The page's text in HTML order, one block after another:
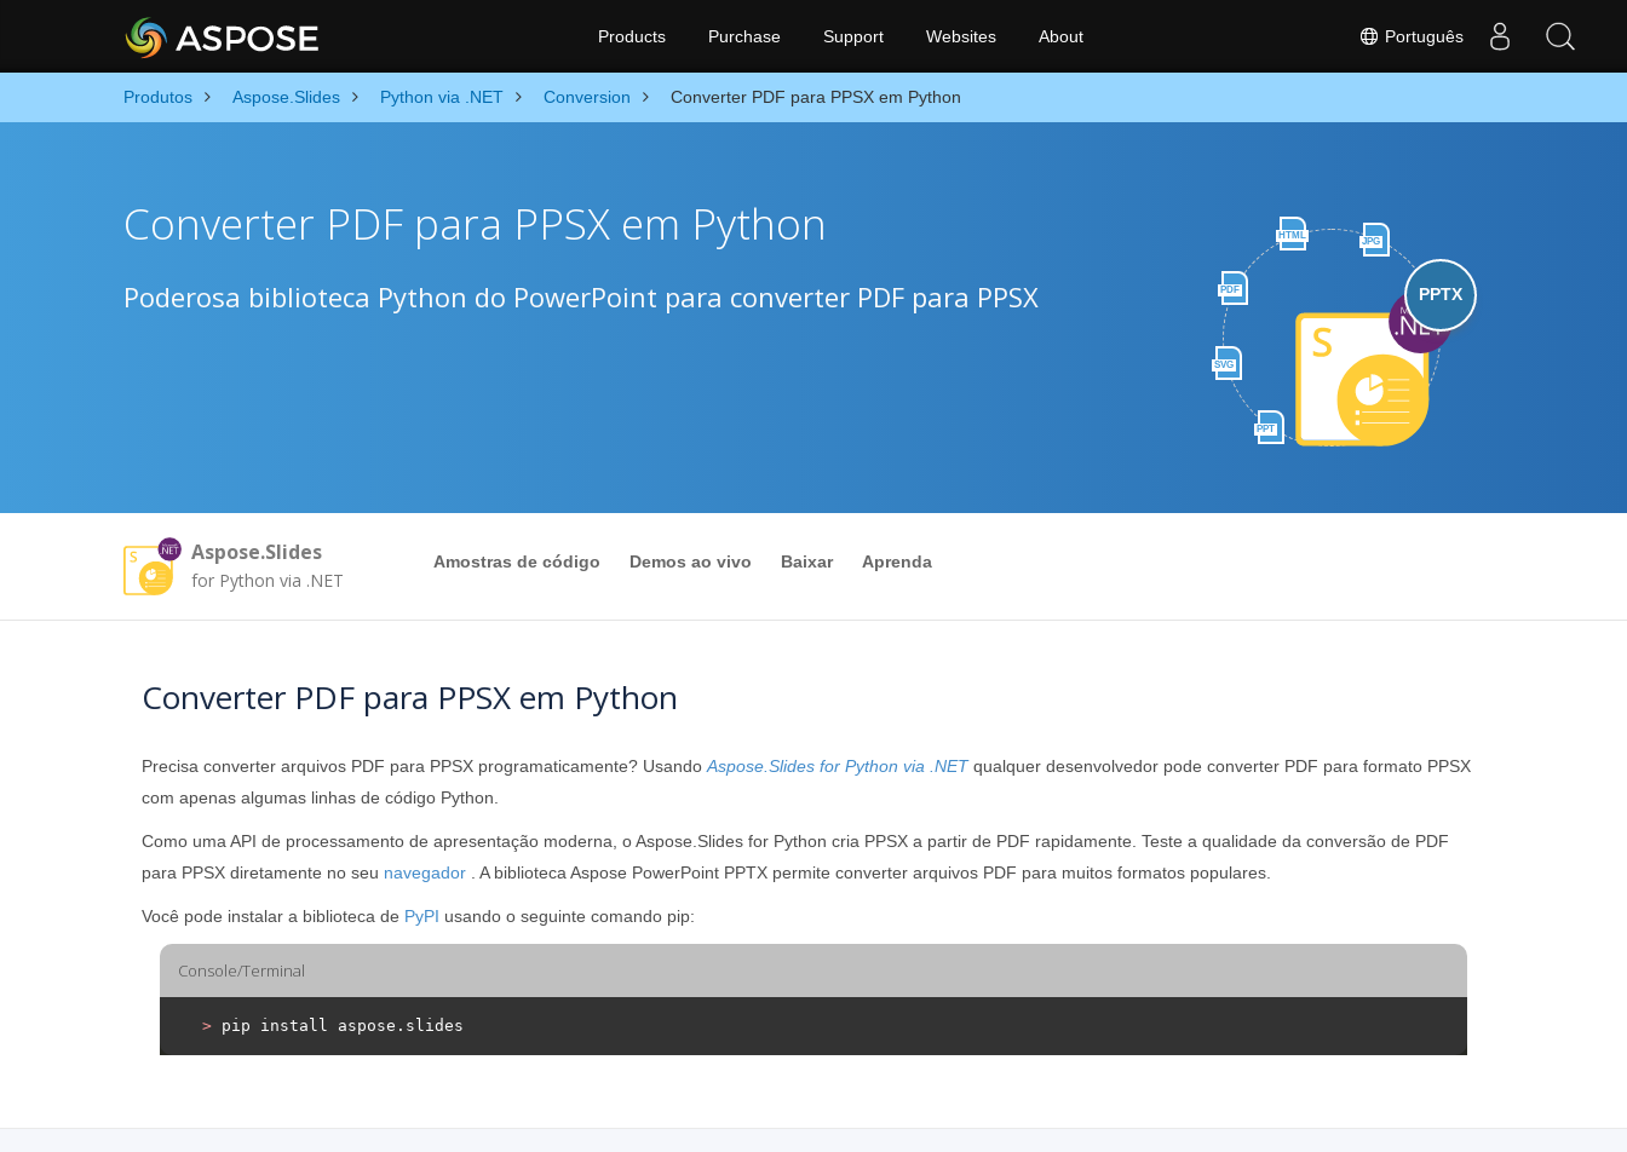
Português
Products Purchase Support Websites About
Produtos Aspose.Slides Python via .NET Conversion Converter PDF para PPSX em Python
HTML
JPG
PDF
SVG
PPT
PPTX
Converter PDF para PPSX em Python
Poderosa biblioteca Python do PowerPoint para converter PDF para PPSX
Aspose.Slides
for Python via .NET
Amostras de código Demos ao vivo Baixar Aprenda
Converter PDF para PPSX em Python
Precisa converter arquivos PDF para PPSX programaticamente? Usando Aspose.Slides for Python via .NETqualquer desenvolvedor pode converter PDF para formato PPSX
com apenas algumas linhas de código Python.
Como uma API de processamento de apresentação moderna, o Aspose.Slides for Python cria PPSX a partir de PDF rapidamente. Teste a qualidade da conversão de PDF
para PPSX diretamente no seu navegador . A biblioteca Aspose PowerPoint PPTX permite converter arquivos PDF para muitos formatos populares.
Você pode instalar a biblioteca de PyPI usando o seguinte comando pip:
Console/Terminal
> pip install aspose.slides